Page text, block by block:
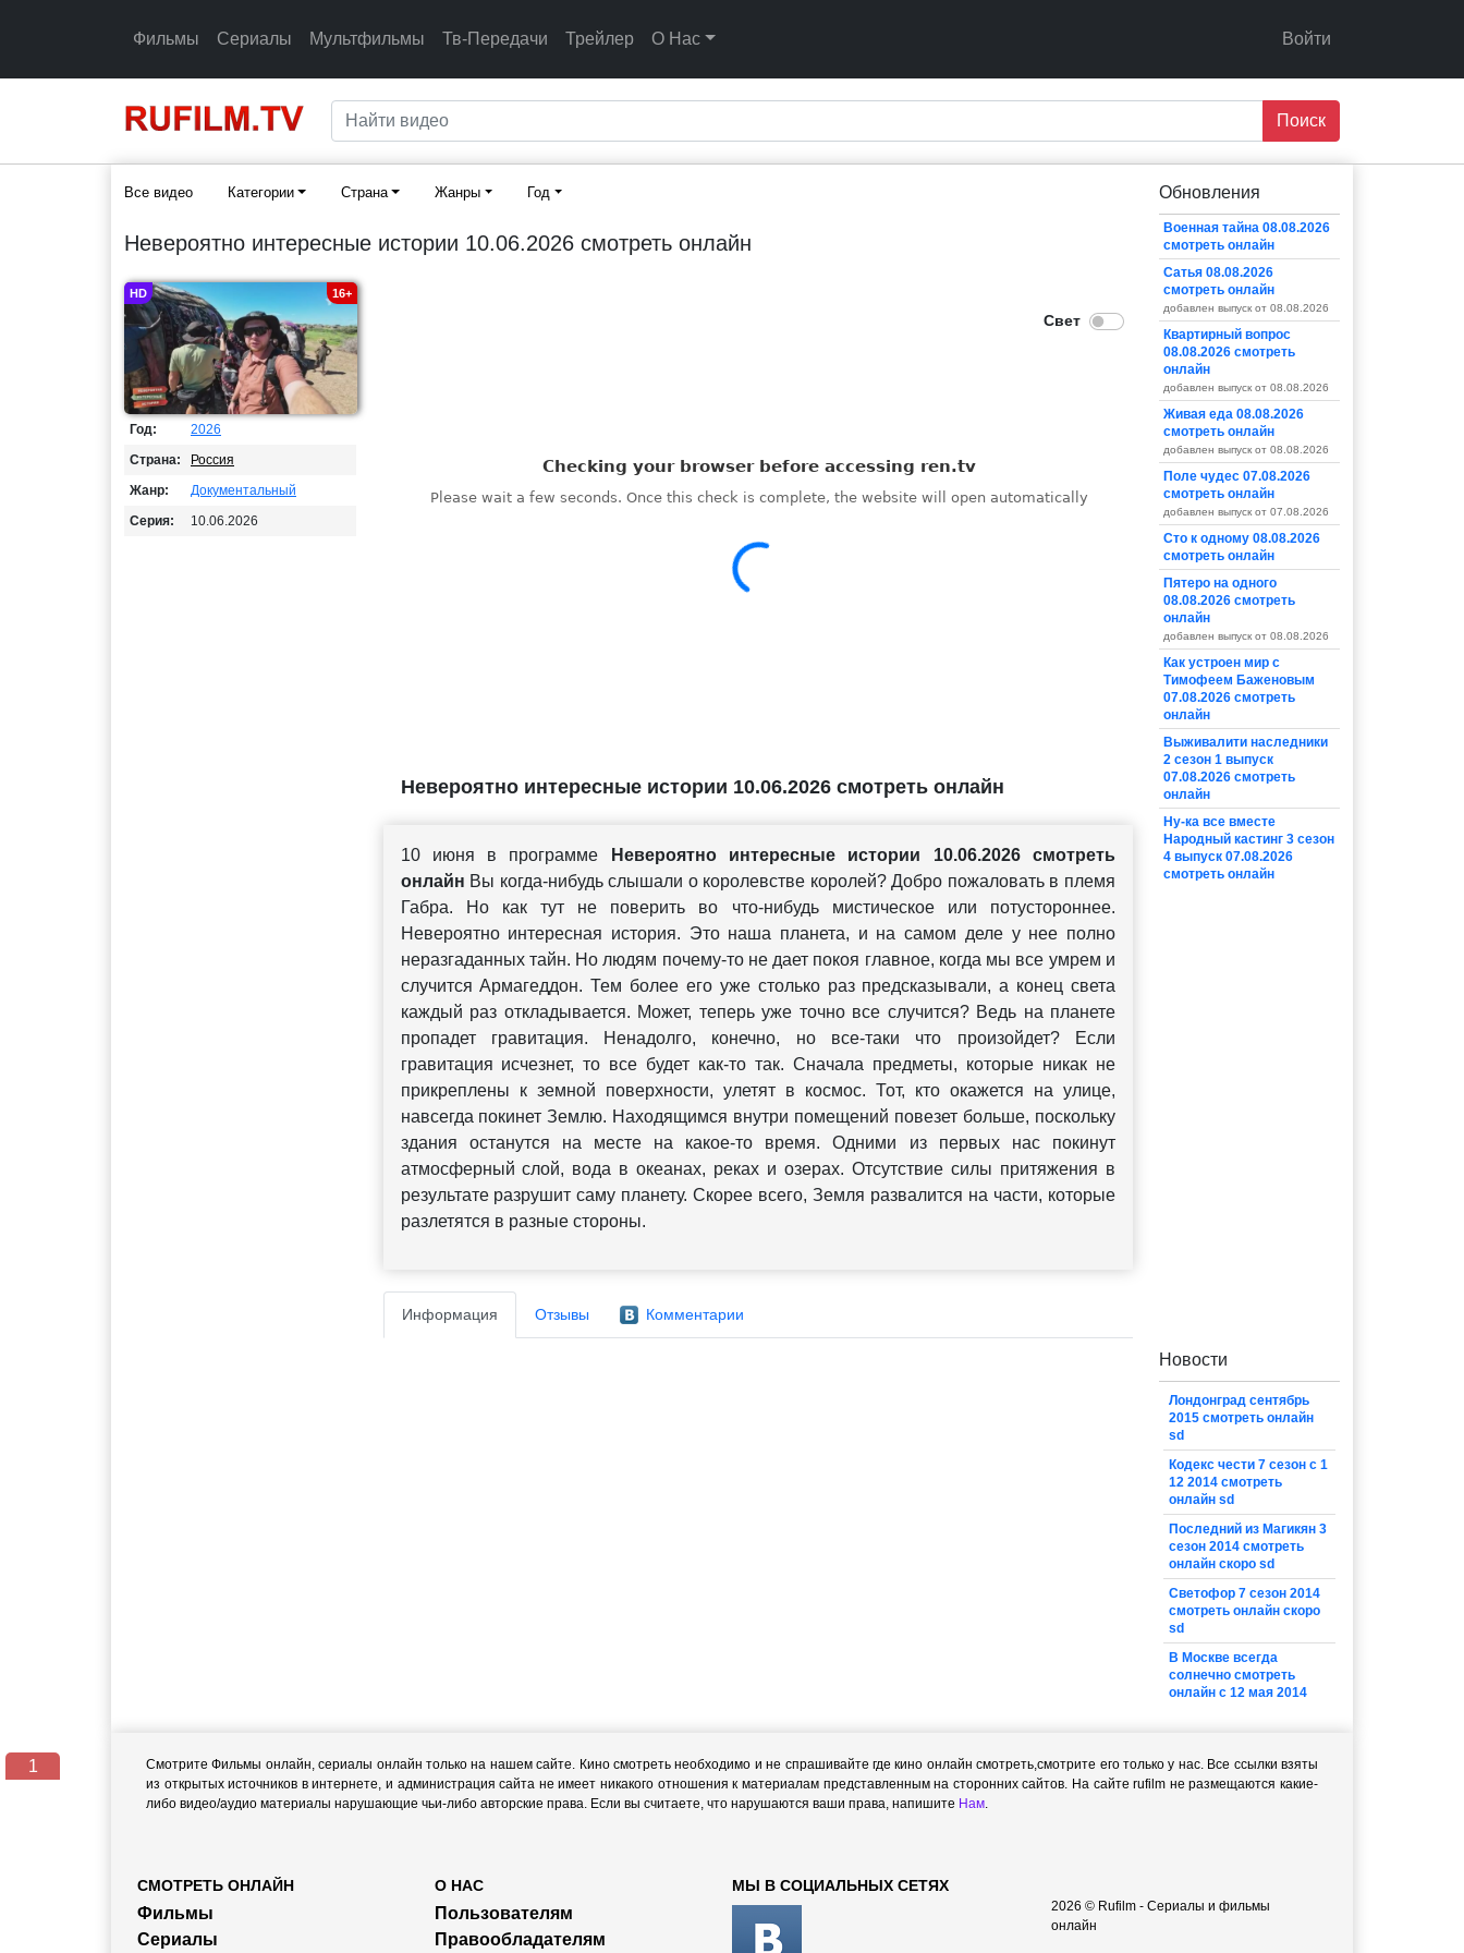
Фильмы Сериалы Мультфильмы Тв-Передачи Трейлер О Нас Войти
Поиск
Все видео Категории Страна Жанры Год
Невероятно интересные истории 10.06.2026 смотреть онлайн
HD 16+
Год:
2026
Страна:
Россия
Жанр:
Документальный
Серия:
10.06.2026
Невероятно интересные истории 10.06.2026 смотреть онлайн
10 июня в программе
Невероятно интересные истории 10.06.2026 смотреть
онлайн Вы когда-нибудь слышали о королевстве королей? Добро пожаловать в племя
Габра. Но как тут не поверить во что-нибудь мистическое или потустороннее.
Невероятно интересная история. Это наша планета, и на самом деле у нее полно
неразгаданных тайн. Но людям почему-то не дает покоя главное, когда мы все умрем и
случится Армагеддон. Тем более его уже столько раз предсказывали, а конец света
каждый раз откладывается. Может, теперь уже точно все случится? Ведь на планете
пропадет гравитация. Ненадолго, конечно, но все-таки что произойдет? Если
гравитация исчезнет, то все будет как-то так. Сначала предметы, которые никак не
прикреплены к земной поверхности, улетят в космос. Тот, кто окажется на улице,
навсегда покинет Землю. Находящимся внутри помещений повезет больше, поскольку
здания останутся на месте на какое-то время. Одними из первых нас покинут
атмосферный слой, вода в океанах, реках и озерах. Отсутствие силы притяжения в
результате разрушит саму планету. Скорее всего, Земля развалится на части, которые
разлетятся в разные стороны.
Информация Отзывы Комментарии
Обновления
Военная тайна 08.08.2026
смотреть онлайн
Сатья 08.08.2026
смотреть онлайн
добавлен выпуск от 08.08.2026
Квартирный вопрос
08.08.2026 смотреть
онлайн
добавлен выпуск от 08.08.2026
Живая еда 08.08.2026
смотреть онлайн
добавлен выпуск от 08.08.2026
Поле чудес 07.08.2026
смотреть онлайн
добавлен выпуск от 07.08.2026
Сто к одному 08.08.2026
смотреть онлайн
Пятеро на одного
08.08.2026 смотреть
онлайн
добавлен выпуск от 08.08.2026
Как устроен мир с
Тимофеем Баженовым
07.08.2026 смотреть
онлайн
Выживалити наследники
2 сезон 1 выпуск
07.08.2026 смотреть
онлайн
Ну-ка все вместе
Народный кастинг 3 сезон
4 выпуск 07.08.2026
смотреть онлайн
Новости
Лондонград сентябрь
2015 смотреть онлайн
sd
Кодекс чести 7 сезон с 1
12 2014 смотреть
онлайн sd
Последний из Магикян 3
сезон 2014 смотреть
онлайн скоро sd
Светофор 7 сезон 2014
смотреть онлайн скоро
sd
В Москве всегда
солнечно смотреть
онлайн с 12 мая 2014
Смотрите Фильмы онлайн, сериалы онлайн только на нашем сайте. Кино смотреть необходимо и не спрашивайте где кино онлайн смотреть,cмотрите его только у нас. Все ссылки взяты
из открытых источников в интернете, и администрация сайта не имеет никакого отношения к материалам представленным на сторонних сайтов. На сайте rufilm не размещаются какие-
либо видео/аудио материалы нарушающие чьи-либо авторские права. Если вы считаете, что нарушаются ваши права, напишите Нам.
СМОТРЕТЬ ОНЛАЙН
Фильмы
Сериалы
О НАС
Пользователям
Правообладателям
МЫ В СОЦИАЛЬНЫХ СЕТЯХ
2026 © Rufilm - Сериалы и фильмы
онлайн
1